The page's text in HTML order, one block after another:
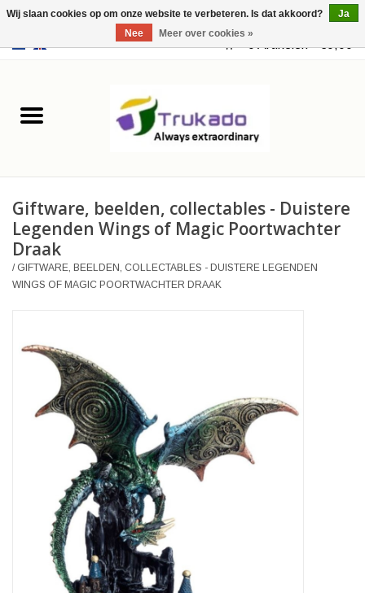
USD 0 Artikelen - €0,00
Leer
Merchandise
Retro Vintage
Tassen
Veronese Design
Giftware & Lifestyle &
Bezoek ons
Giftware, beelden, collectables - Duistere
Legenden Wings of Magic Poortwachter
Draak
/ GIFTWARE, BEELDEN, COLLECTABLES - DUISTERE LEGENDEN
WINGS OF MAGIC POORTWACHTER DRAAK
Wij slaan cookies op om onze website te verbeteren. Is dat akkoord?
Ja
Nee
Meer over cookies »